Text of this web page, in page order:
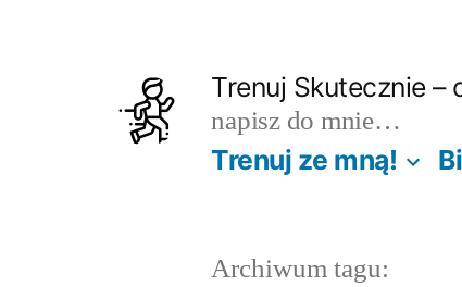
Trenuj Skutecznie –
napisz do mnie…
Trenuj ze mną!
Archiwum tagu: